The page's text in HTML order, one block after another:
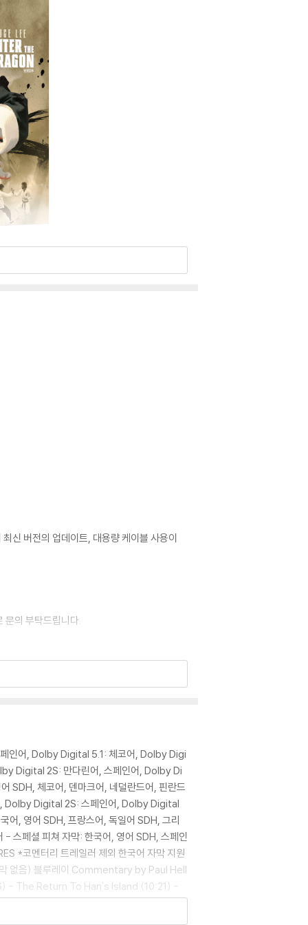
신 버전의 업데이트, 대용량 케이블 사용이
문의 부탁드립니다.
없는 경우 교환/반품이 제한될 수 있습니다.
용하면 대부분 해결됩니다.
을 권장드리며, ODD 사용으로 인한 재생 불
우에는 불량으로 인한 반품/교환이 가능합니
제한될 수 있습니다.
어, Dolby Digital 5.1: 체코어, Dolby Digi
Digital 2S: 만다린어, 스페인어, Dolby Di
SDH, 체코어, 덴마크어, 네덜란드어, 핀란드
, Dolby Digital 2S: 스페인어, Dolby Digital
, 영어 SDH, 프랑스어, 독일어 SDH, 그리
스페셜 피쳐 자막: 한국어, 영어 SDH, 스페인
*코멘터리 트레일러 제외 한국어 자막 지원
음) 블루레이 Commentary by Paul Hell
- The Return To Han's Island (10:21) -
(30:09) - Bruce Lee: In His Own